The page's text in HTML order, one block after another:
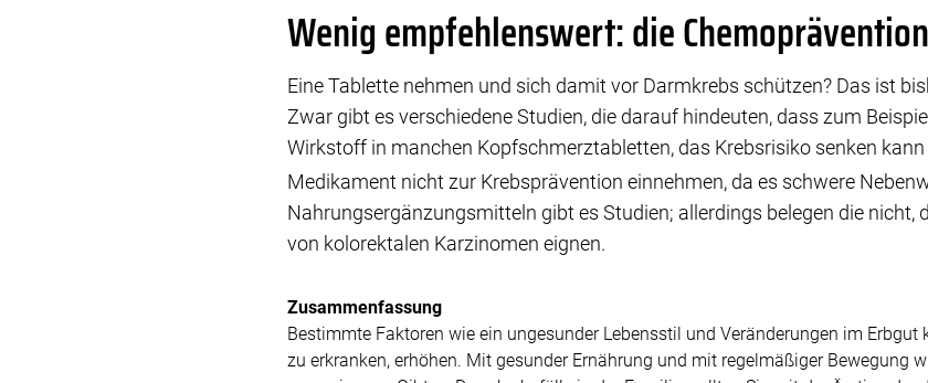
Wenig empfehlenswert: die Chemoprävention
Eine Tablette nehmen und sich damit vor Darmkrebs schützen? Das ist
Zwar gibt es verschiedene Studien, die darauf hindeuten, dass zum
Wirkstoff in manchen Kopfschmerztabletten, das Krebsrisiko senken kann
Medikament nicht zur Krebsprävention einnehmen, da es schwere
Nahrungsergänzungsmitteln gibt es Studien; allerdings belegen die nicht,
von kolorektalen Karzinomen eignen.
Zusammenfassung
Bestimmte Faktoren wie ein ungesunder Lebensstil und Veränderungen im Erbgut
zu erkranken, erhöhen. Mit gesunder Ernährung und mit regelmäßiger Bewegung